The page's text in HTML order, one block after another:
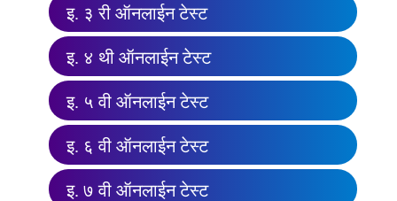
इ. ३ री ऑनलाईन टेस्ट
इ. ४ थी ऑनलाईन टेस्ट
इ. ५ वी ऑनलाईन टेस्ट
इ. ६ वी ऑनलाईन टेस्ट
इ. ७ वी ऑनलाईन टेस्ट